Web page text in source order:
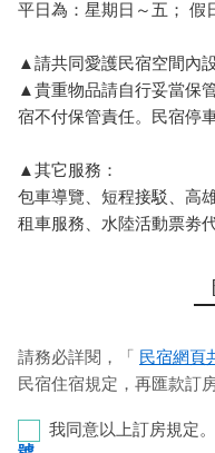
平日為：星期日～五； 假
▲請共同愛護民宿空間內
▲貴重物品請自行妥當保
宿不付保管責任。民宿停
▲其它服務：
包車導覽、短程接駁、高
租車服務、水陸活動票劵
請務必詳閱，「 民宿網頁
民宿住宿規定，再匯款訂
我同意以上訂房規定。